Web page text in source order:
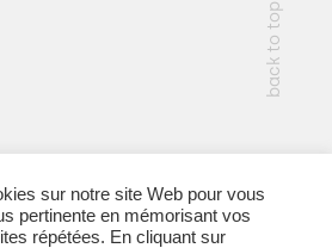
back to top
sur notre site Web pour vous
pertinente en mémorisant vos
répétées. En cliquant sur